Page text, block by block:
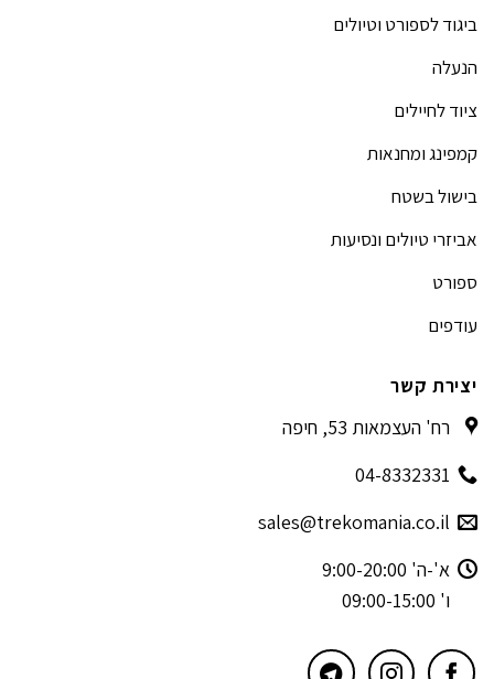
ביגוד לספורט וטיולים
הנעלה
ציוד לחיילים
קמפינג ומחנאות
בישול בשטח
אביזרי טיולים ונסיעות
ספורט
עודפים
יצירת קשר
רח' העצמאות 53, חיפה
04-8332331
sales@trekomania.co.il
א'-ה' 9:00-20:00
ו' 09:00-15:00